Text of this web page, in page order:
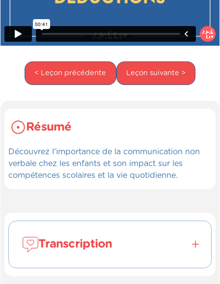
< Leçon précédente Leçon suivante >
Résumé
Découvrez l'importance de la communication non
verbale chez les enfants et son impact sur les
compétences scolaires et la vie quotidienne.
Transcription